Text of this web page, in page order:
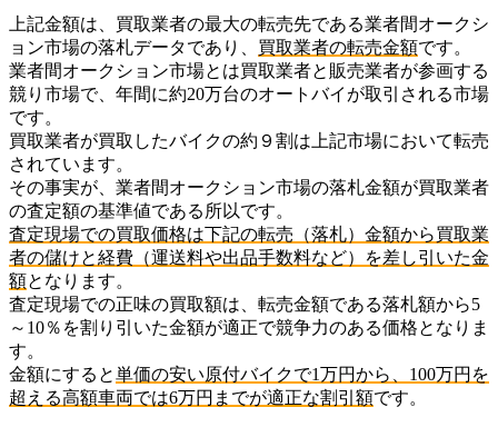
上記金額は、買取業者の最大の転売先である業者間オークシ
ョン市場の落札データであり、 買取業者の転売金額です。
業者間オークション市場とは買取業者と販売業者が参画する
競り市場で、年間に約20万台のオートバイが取引される市場
です。
買取業者が買取したバイクの約９割は上記市場において転売
されています。
その事実が、業者間オークション市場の落札金額が買取業者
の査定額の基準値である所以です。
査定現場での買取価格は下記の転売（落札）金額から買取業
者の儲けと経費（運送料や出品手数料など）を差し引いた金
額となります。
査定現場での正味の買取額は、転売金額である落札額から5
～10％を割り引いた金額が適正で競争力のある価格となりま
す。
金額にすると単価の安い原付バイクで1万円から、100万円を
超える高額車両では6万円までが適正な割引額です。